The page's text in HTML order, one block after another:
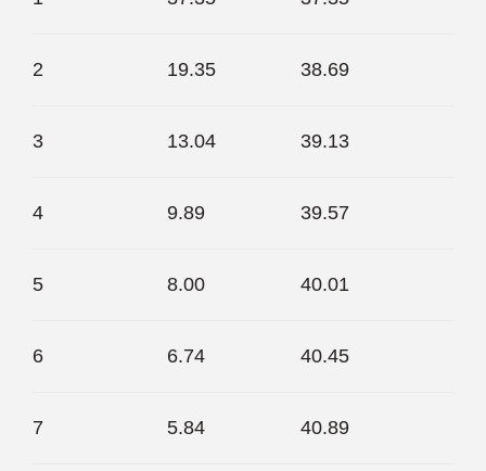
2 19.35 38.69
3 13.04 39.13
4 9.89 39.57
5 8.00 40.01
6 6.74 40.45
7 5.84 40.89